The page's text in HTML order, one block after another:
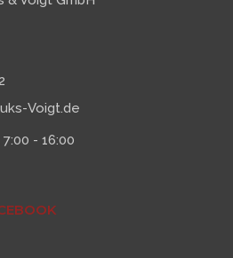
Voigt.de
- 16:00